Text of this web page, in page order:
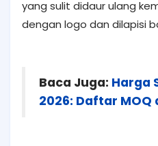
yang sulit didaur ulang
dengan logo dan dilapisi
Baca Juga: Harga
2026: Daftar